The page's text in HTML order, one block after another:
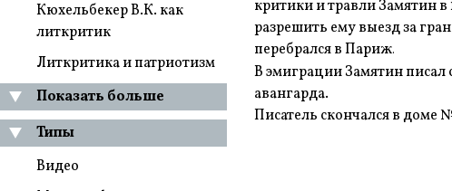
Кюхельбекер В.К. как
литкритик
Литкритика и патриотизм
Показать больше
Типы
Видео
критики и травли Замятин в
разрешить ему выезд за
перебрался в Париж.
В эмиграции Замятин писал
авангарда.
Писатель скончался в доме